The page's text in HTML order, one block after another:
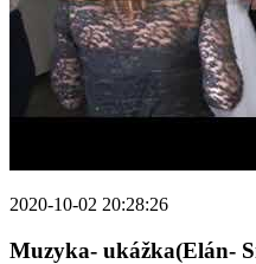
2020-10-02 20:28:26
Muzyka- ukážka(Elán-